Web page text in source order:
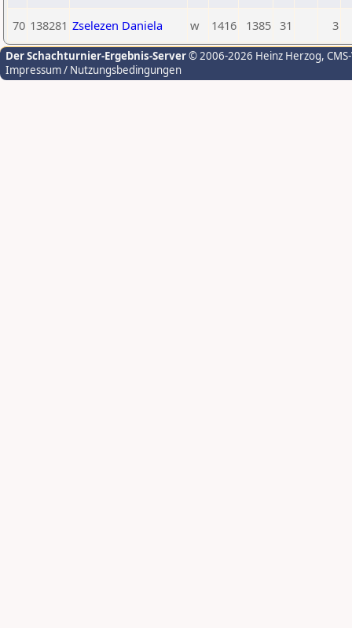
70 138281 Zselezen Daniela w 1416 1385 31 3
Der Schachturnier-Ergebnis-Server© 2006-2026 Heinz Herzog,
Impressum / Nutzungsbedingungen